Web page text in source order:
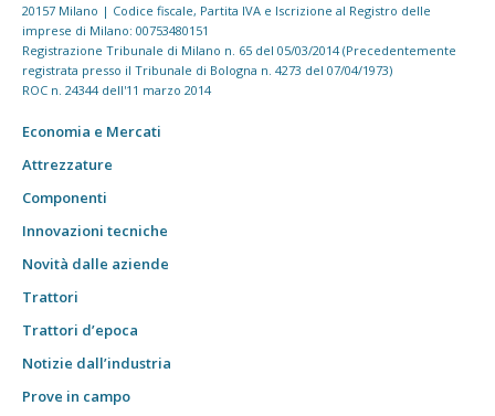
20157 Milano | Codice fiscale, Partita IVA e Iscrizione al Registro delle
imprese di Milano: 00753480151
Registrazione Tribunale di Milano n. 65 del 05/03/2014 (Precedentemente
registrata presso il Tribunale di Bologna n. 4273 del 07/04/1973)
ROC n. 24344 dell'11 marzo 2014
Economia e Mercati
Attrezzature
Componenti
Innovazioni tecniche
Novità dalle aziende
Trattori
Trattori d’epoca
Notizie dall’industria
Prove in campo